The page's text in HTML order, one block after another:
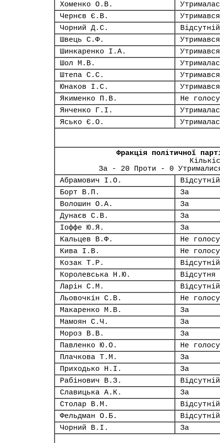
Хоменко О.В.
Чернєв Є.В.
Утримався
Чорний Д.С.
Відсутній
Швець С.Ф.
Утримався
Шинкаренко І.А.
Утримався
Шол М.В.
Штепа С.С.
Утримався
Юнаков І.С.
Утримався
Якименко П.В.
Не
Янченко Г.І.
Ясько Є.О.
Фракція політичної
За - 20 Проти - 0
Абрамович І.О.
Відсутній
Борт В.П.
За
Волошин О.А.
За
Дунаєв С.В.
За
Іоффе Ю.Я.
За
Кальцев В.Ф.
Не
Кива І.В.
Не
Козак Т.Р.
Відсутній
Королевська Н.Ю.
Відсутня
Ларін С.М.
Відсутній
Льовочкін С.В.
Не
Макаренко М.В.
За
Мамоян С.Ч.
За
Мороз В.В.
За
Павленко Ю.О.
Не
Плачкова Т.М.
За
Приходько Н.І.
За
Рабінович В.З.
Відсутній
Славицька А.К.
За
Столар В.М.
Відсутній
Фельдман О.Б.
Відсутній
Чорний В.І.
За